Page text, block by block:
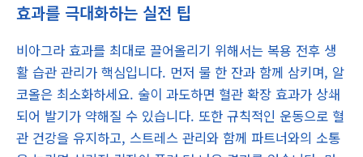
효과를 극대화하는 실전 팁
비아그라 효과를 최대로 끌어올리기 위해서는 복용 전후 생
활 습관 관리가 핵심입니다. 먼저 물 한 잔과 함께 삼키며, 알
코올은 최소화하세요. 술이 과도하면 혈관 확장 효과가 상쇄
되어 발기가 약해질 수 있습니다. 또한 규칙적인 운동으로 혈
관 건강을 유지하고, 스트레스 관리와 함께 파트너와의 소통